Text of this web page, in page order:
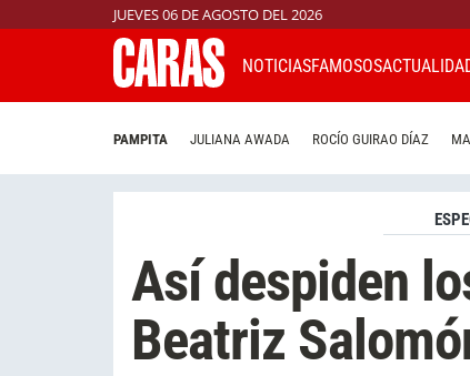
JUEVES 06 DE AGOSTO DEL 2026
NOTICIASFAMOSOS
PAMPITA JULIANA AWADA ROCÍO GUIRAO DÍAZ
Así despiden
Beatriz